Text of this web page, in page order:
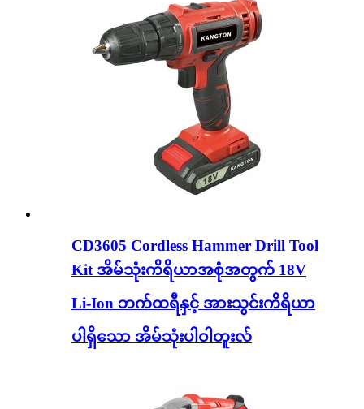
CD3605 Cordless Hammer Drill Tool
Kit အိမ်သုံးကိရိယာအစုံအတွက် 18V
Li-Ion ဘက်ထရီနှင့် အားသွင်းကိရိယာ
ပါရှိသော အိမ်သုံးပါဝါတူးလ်